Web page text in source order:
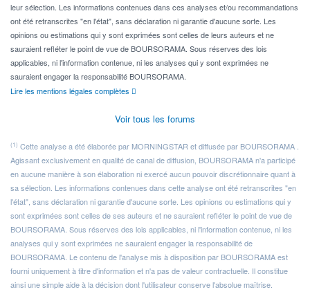
leur sélection. Les informations contenues dans ces analyses et/ou recommandations
ont été retranscrites "en l'état", sans déclaration ni garantie d'aucune sorte. Les
opinions ou estimations qui y sont exprimées sont celles de leurs auteurs et ne
sauraient refléter le point de vue de BOURSORAMA. Sous réserves des lois
applicables, ni l'information contenue, ni les analyses qui y sont exprimées ne
sauraient engager la responsabilité BOURSORAMA.
Lire les mentions légales complètes
Voir tous les forums
(1) Cette analyse a été élaborée par MORNINGSTAR et diffusée par BOURSORAMA .
Agissant exclusivement en qualité de canal de diffusion, BOURSORAMA n'a participé
en aucune manière à son élaboration ni exercé aucun pouvoir discrétionnaire quant à
sa sélection. Les informations contenues dans cette analyse ont été retranscrites "en
l'état", sans déclaration ni garantie d'aucune sorte. Les opinions ou estimations qui y
sont exprimées sont celles de ses auteurs et ne sauraient refléter le point de vue de
BOURSORAMA. Sous réserves des lois applicables, ni l'information contenue, ni les
analyses qui y sont exprimées ne sauraient engager la responsabilité de
BOURSORAMA. Le contenu de l'analyse mis à disposition par BOURSORAMA est
fourni uniquement à titre d'information et n'a pas de valeur contractuelle. Il constitue
ainsi une simple aide à la décision dont l'utilisateur conserve l'absolue maîtrise.